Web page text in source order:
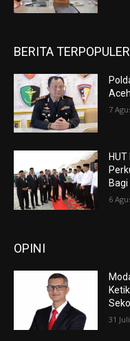
BERITA TERPOPULER
7
6
OPINI
31